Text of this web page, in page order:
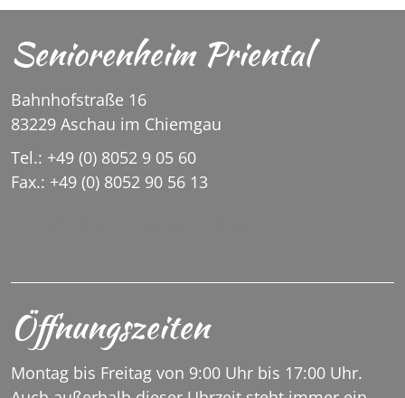
Seniorenheim Priental
Bahnhofstraße 16
83229 Aschau im Chiemgau
Tel.: +49 (0) 8052 9 05 60
Fax.: +49 (0) 8052 90 56 13
Öffnungszeiten
Montag bis Freitag von 9:00 Uhr bis 17:00 Uhr.